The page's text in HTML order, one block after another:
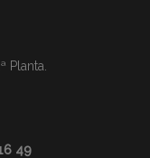
Planta.
49